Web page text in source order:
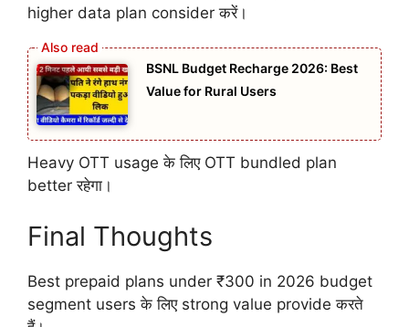
higher data plan consider करें।
BSNL Budget Recharge 2026: Best
Value for Rural Users
Heavy OTT usage के लिए OTT bundled plan
better रहेगा।
Final Thoughts
Best prepaid plans under ₹300 in 2026 budget
segment users के लिए strong value provide करते